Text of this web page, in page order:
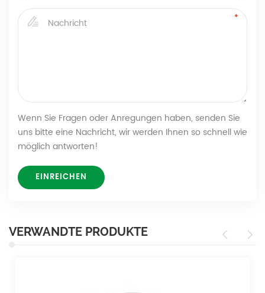
Wenn Sie Fragen oder Anregungen haben, senden Sie
uns bitte eine Nachricht, wir werden Ihnen so schnell wie
möglich antworten!
VERWANDTE PRODUKTE